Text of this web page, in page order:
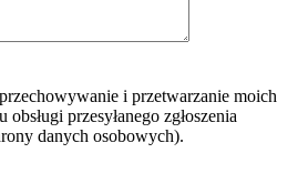
i przetwarzanie moich
przesyłanego zgłoszenia
danych osobowych).